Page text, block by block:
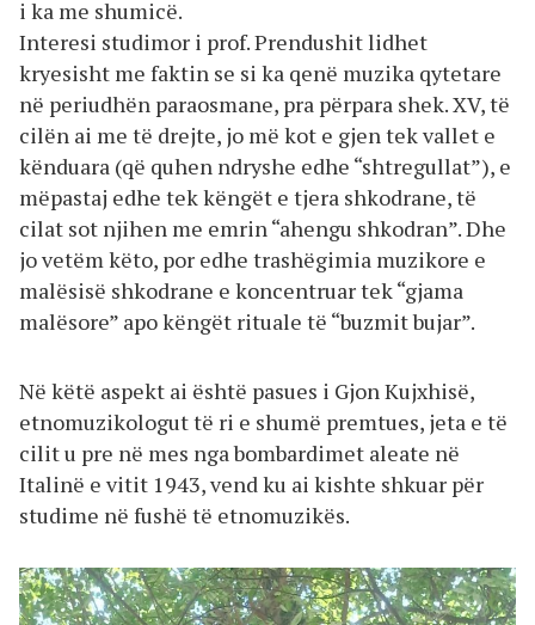
i ka me shumicë.
Interesi studimor i prof. Prendushit lidhet
kryesisht me faktin se si ka qenë muzika qytetare
në periudhën paraosmane, pra përpara shek. XV, të
cilën ai me të drejte, jo më kot e gjen tek vallet e
kënduara (që quhen ndryshe edhe “shtregullat”), e
mëpastaj edhe tek këngët e tjera shkodrane, të
cilat sot njihen me emrin “ahengu shkodran”. Dhe
jo vetëm këto, por edhe trashëgimia muzikore e
malësisë shkodrane e koncentruar tek “gjama
malësore” apo këngët rituale të “buzmit bujar”.
Në këtë aspekt ai është pasues i Gjon Kujxhisë,
etnomuzikologut të ri e shumë premtues, jeta e të
cilit u pre në mes nga bombardimet aleate në
Italinë e vitit 1943, vend ku ai kishte shkuar për
studime në fushë të etnomuzikës.